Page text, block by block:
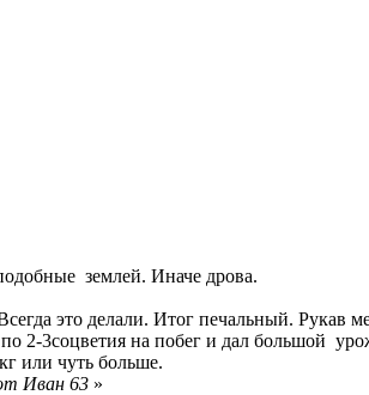
землей. Иначе дрова.
это делали. Итог печальный.
2-3соцветия на побег и дал большой
или чуть больше.
Иван 63 »